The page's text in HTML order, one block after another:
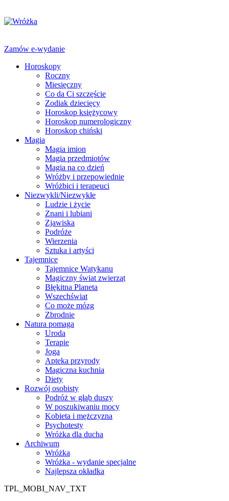
Zamów e-wydanie
Horoskopy
Roczny
Miesięczny
Co da Ci szczęście
Zodiak dziecięcy
Horoskop księżycowy
Horoskop numerologiczny
Horoskop chiński
Magia
Magia imion
Magia przedmiotów
Magia na co dzień
Wróżby i przepowiednie
Wróżbici i terapeuci
Niezwykli/Niezwykłe
Ludzie i życie
Znani i lubiani
Zjawiska
Podróże
Wierzenia
Sztuka i artyści
Tajemnice
Tajemnice Watykanu
Magiczny świat zwierząt
Błękitna Planeta
Wszechświat
Co może mózg
Zbrodnie
Natura pomaga
Uroda
Terapie
Joga
Apteka przyrody
Magiczna kuchnia
Diety
Rozwój osobisty
Podróż w głąb duszy
W poszukiwaniu mocy
Kobieta i mężczyzna
Psychotesty
Wróżka dla ducha
Archiwum
Wróżka
Wróżka - wydanie specjalne
Najlepsza okładka
TPL_MOBI_NAV_TXT